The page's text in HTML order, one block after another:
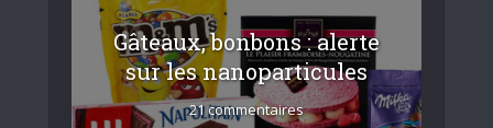
Gâteaux, bonbons : alerte
sur les nanoparticules
21 commentaires